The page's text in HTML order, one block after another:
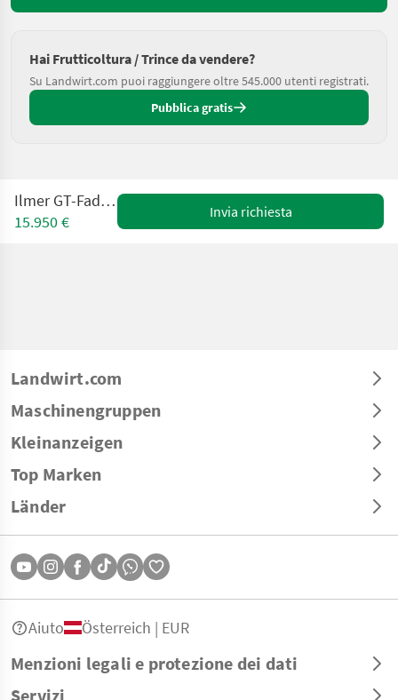
Hai Frutticoltura / Trince da vendere?
Su Landwirt.com puoi raggiungere oltre 545.000 utenti registrati.
Pubblica gratis
Ilmer GT-Fadenmäher
15.950 €
Invia richiesta
Landwirt.com
Maschinengruppen
Kleinanzeigen
Top Marken
Länder
Menzioni legali e protezione dei dati
Servizi
Aiuto Österreich | EUR